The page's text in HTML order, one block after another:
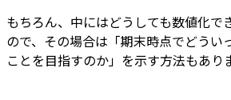
もちろん、中にはどうしても数値化で
ので、その場合は「期末時点でどうい
ことを目指すのか」を示す方法もあり